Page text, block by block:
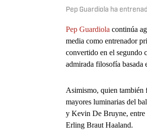
Pep Guardiola ha
Pep Guardiola continúa
media como entrenador
convertido en el segundo
admirada filosofía basada
Asimismo, quien también
mayores luminarias del
y Kevin De Bruyne, entre
Erling Braut Haaland.